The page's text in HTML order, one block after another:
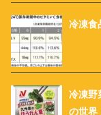
冷凍食
冷凍野
の世界